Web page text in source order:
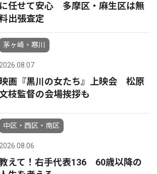
に任せて安心 多摩区・麻生区は無
出張査定
茅ヶ崎・寒川
2026.08.07
映画『黒川の女たち』上映会 松原
枝監督の会場挨拶も
中区・西区・南区
2026.08.06
えて！右手代表136 60歳以降の